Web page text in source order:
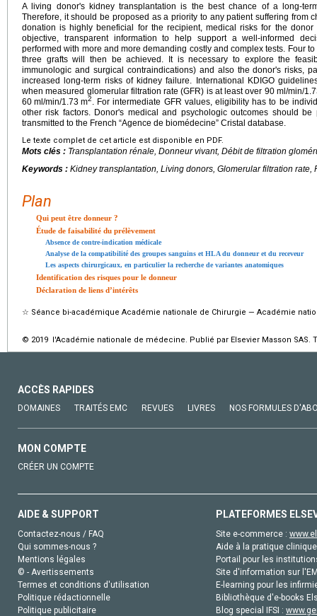
A living donor's kidney transplantation is the best chance of a long-
Therefore, it should be proposed as a priority to any patient suffering from
donation is highly beneficial for the recipient, medical risks for the
objective, transparent information to help support a well-informed
performed with more and more demanding costly and complex tests. Four
three grafts will then be achieved. It is necessary to explore the
immunologic and surgical contraindications) and also the donor's risks,
increased long-term risks of kidney failure. International KDIGO
when measured glomerular filtration rate (GFR) is at least over 90 ml/min/
60 ml/min/1.73 m2
. For intermediate GFR values, eligibility has to be
other risk factors. Donor's medical and psychologic outcomes should
transmitted to the French “Agence de biomédecine” Cristal database.
Le texte complet de cet article est disponible en PDF.
Mots clés : Transplantation rénale, Donneur vivant, Débit de filtration
Keywords : Kidney transplantation, Living donors, Glomerular filtration rate,
Plan
Qui peut être donneur ?
Étude de faisabilité du prélèvement
Absence de contre-indication médicale
Analyse de la compatibilité des groupes sanguins et HLA du donneur et du receveur
Les aspects chirurgicaux, en particulier la recherche de variantes anatomiques
Identification des risques pour le donneur
Déclaration de liens d’intérêts
☆ Séance bi-académique Académie nationale de Chirurgie — Académie
© 2019 l'Académie nationale de médecine. Publié par Elsevier Masson SAS.
ACCÈS RAPIDES
DOMAINES TRAITÉS EMC REVUES LIVRES NOS FORMULES
MON COMPTE
CRÉER UN COMPTE
AIDE & SUPPORT
Contactez-nous / FAQ
Qui sommes-nous ?
Mentions légales
© - Avertissements
Termes et conditions d'utilisation
Politique rédactionnelle
Politique publicitaire
PLATEFORMES
Site e-commerce :
Aide à la pratique
Portail pour les
Site d'information sur
E-learning pour les
Bibliothèque d'e-books
Blog special IFSI :